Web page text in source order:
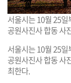
서울시는 10월 25일
공원사진사 합동 사
서울시는 10월 25일
공원사진사 합동
최한다.